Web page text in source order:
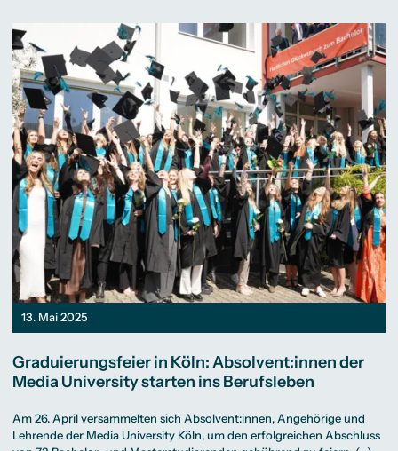
13. Mai 2025
Graduierungsfeier in Köln: Absolvent:innen der
Media University starten ins Berufsleben
Am 26. April versammelten sich Absolvent:innen, Angehörige und
Lehrende der Media University Köln, um den erfolgreichen Abschluss